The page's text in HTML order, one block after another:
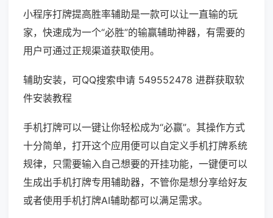
小程序打牌提高胜率辅助是一款可以让一直输的玩
家，快速成为一个“必胜”的输赢辅助神器，有需要的
用户可通过正规渠道获取使用。
辅助安装，可QQ搜索申请 549552478 进群获取软
件安装教程
手机打牌可以一键让你轻松成为“必赢”。其操作方式
十分简单，打开这个应用便可以自定义手机打牌系统
规律，只需要输入自己想要的开挂功能，一键便可以
生成出手机打牌专用辅助器，不管你是想分享给好友
或者使用手机打牌AI辅助都可以满足需求。